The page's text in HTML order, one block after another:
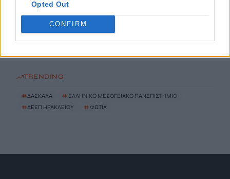
Opted Out
CONFIRM
Θρήνος στην Πάτρα: «Έσβησε» βρέφος μόλις οκτώ ημερών
TRENDING
#ΔΑΣΚΑΛΑ # ΕΛΛΗΝΙΚΟ ΜΕΣΟΓΕΙΑΚΟ ΠΑΝΕΠΙΣΤΗΜΙΟ
#ΔΕΕΠ ΗΡΑΚΛΕΙΟΥ # ΦΩΤΙΑ